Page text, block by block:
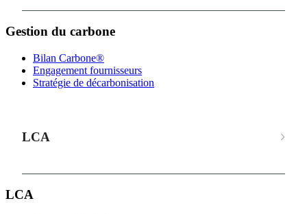
Gestion du carbone
Bilan Carbone®
Engagement fournisseurs
Stratégie de décarbonisation
LCA
LCA